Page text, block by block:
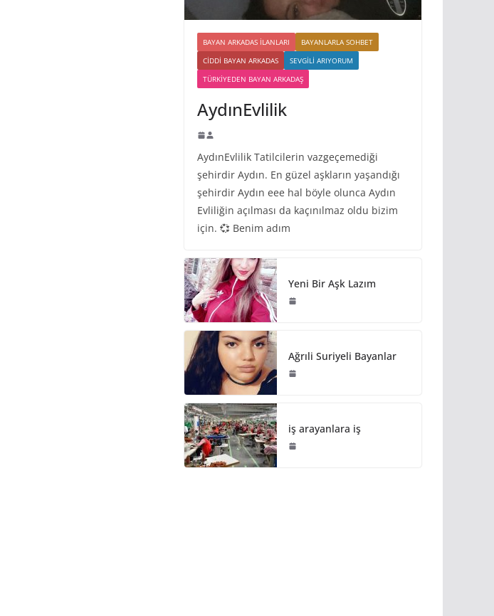
BAYAN ARKADAS ILANLARI
BAYANLARLA SOHBET
CIDDI BAYAN ARKADAS
SEVGILI ARIYORUM
TÜRKIYEDEN BAYAN ARKADAŞ
AydınEvlilik
AydınEvlilik Tatilcilerin vazgeçemediği
şehirdir Aydın. En güzel aşkların yaşandığı
şehirdir Aydın eee hal böyle olunca Aydın
Evliliğin açılması da kaçınılmaz oldu bizim
için. 💞 Benim adım
Yeni Bir Aşk Lazım
Ağrıli Suriyeli Bayanlar
iş arayanlara iş